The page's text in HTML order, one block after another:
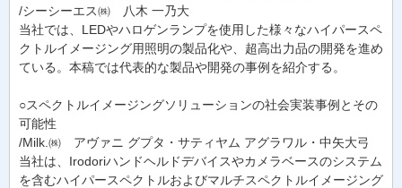
/シーシーエス㈱ 八木 一乃大
当社では、LEDやハロゲンランプを使用した様々なハイパースペ
クトルイメージング用照明の製品化や、超高出力品の開発を進め
ている。本稿では代表的な製品や開発の事例を紹介する。
○スペクトルイメージングソリューションの社会実装事例とその
可能性
/Milk.㈱ アヴァニ グプタ・サティヤム アグラワル・中矢大弓
当社は、Irodoriハンドヘルドデバイスやカメラベースのシステム
を含むハイパースペクトルおよびマルチスペクトルイメージング